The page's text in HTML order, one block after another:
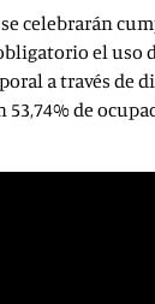
celebrarán
el uso
a través de
de